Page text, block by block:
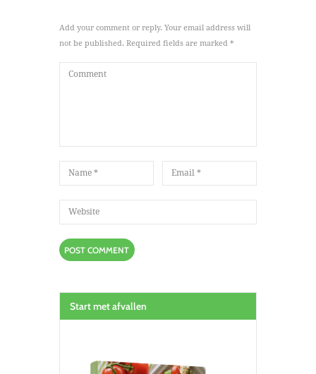
Add your comment or reply. Your email address will
not be published. Required fields are marked *
Start met afvallen